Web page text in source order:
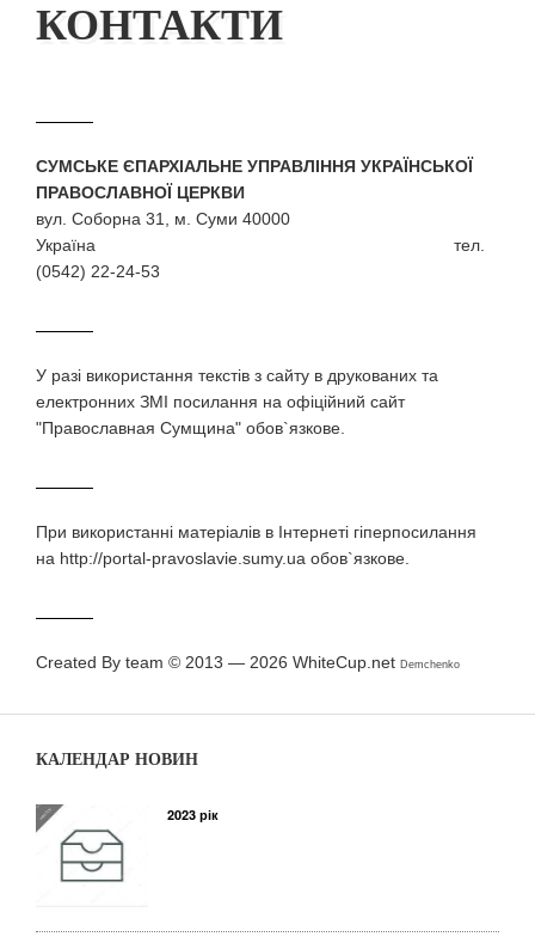
КОНТАКТИ
СУМСЬКЕ ЄПАРХІАЛЬНЕ УПРАВЛІННЯ УКРАЇНСЬКОЇ
ПРАВОСЛАВНОЇ ЦЕРКВИ
вул. Соборна 31, м. Суми 40000
Україна тел.
(0542) 22-24-53
У разi використання текстiв з сайту в друкованих та
електронних ЗМI посилання на офіційний сайт
"Православная Сумщина" обов`язкове.
При використаннi матерiалiв в Iнтернетi гiперпосилання
на http://portal-pravoslavie.sumy.ua обов`язкове.
Created By team © 2013 — 2026 WhiteCup.net Demchenko
КАЛЕНДАР НОВИН
2023 рік